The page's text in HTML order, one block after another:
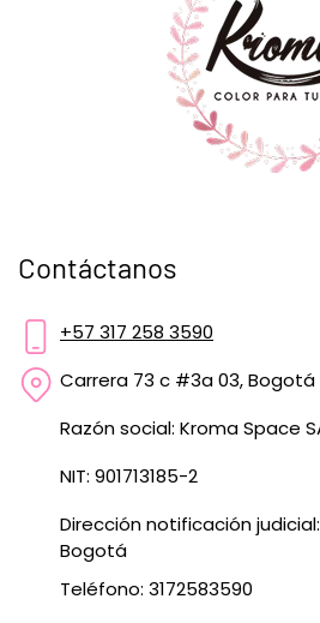
Contáctanos
+57 317 258 3590
Carrera 73 c #3a 03, Bogotá
Razón social: Kroma Space
NIT: 901713185-2
Dirección notificación
Bogotá
Teléfono: 3172583590